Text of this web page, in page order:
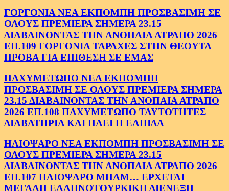
ΓΟΡΓΟΝΙΑ ΝΕΑ ΕΚΠΟΜΠΗ ΠΡΟΣΒΑΣΙΜΗ ΣΕ
ΟΛΟΥΣ ΠΡΕΜΙΕΡΑ ΣΗΜΕΡΑ 23.15
ΔΙΑΒΑΙΝΟΝΤΑΣ ΤΗΝ ΑΝΟΠΑΙΑ ΑΤΡΑΠΟ 2026
ΕΠ.109 ΓΟΡΓΟΝΙΑ ΤΑΡΑΧΕΣ ΣΤΗΝ ΘΕΟΥΤΑ
ΠΡΟΒΑ ΓΙΑ ΕΠΙΘΕΣΗ ΣΕ ΕΜΑΣ
ΠΑΧΥΜΕΤΩΠΟ ΝΕΑ ΕΚΠΟΜΠΗ
ΠΡΟΣΒΑΣΙΜΗ ΣΕ ΟΛΟΥΣ ΠΡΕΜΙΕΡΑ ΣΗΜΕΡΑ
23.15 ΔΙΑΒΑΙΝΟΝΤΑΣ ΤΗΝ ΑΝΟΠΑΙΑ ΑΤΡΑΠΟ
2026 ΕΠ.108 ΠΑΧΥΜΕΤΩΠΟ ΤΑΥΤΟΤΗΤΕΣ
ΔΙΑΒΑΤΗΡΙΑ ΚΑΙ ΠΑΕΙ Η ΕΛΠΙΔΑ
ΗΛΙΟΨΑΡΟ ΝΕΑ ΕΚΠΟΜΠΗ ΠΡΟΣΒΑΣΙΜΗ ΣΕ
ΟΛΟΥΣ ΠΡΕΜΙΕΡΑ ΣΗΜΕΡΑ 23.15
ΔΙΑΒΑΙΝΟΝΤΑΣ ΤΗΝ ΑΝΟΠΑΙΑ ΑΤΡΑΠΟ 2026
ΕΠ.107 ΗΛΙΟΨΑΡΟ ΜΠΑΜ… ΕΡΧΕΤΑΙ
ΜΕΓΑΛΗ ΕΛΛΗΝΟΤΟΥΡΚΙΚΗ ΔΙΕΝΕΞΗ